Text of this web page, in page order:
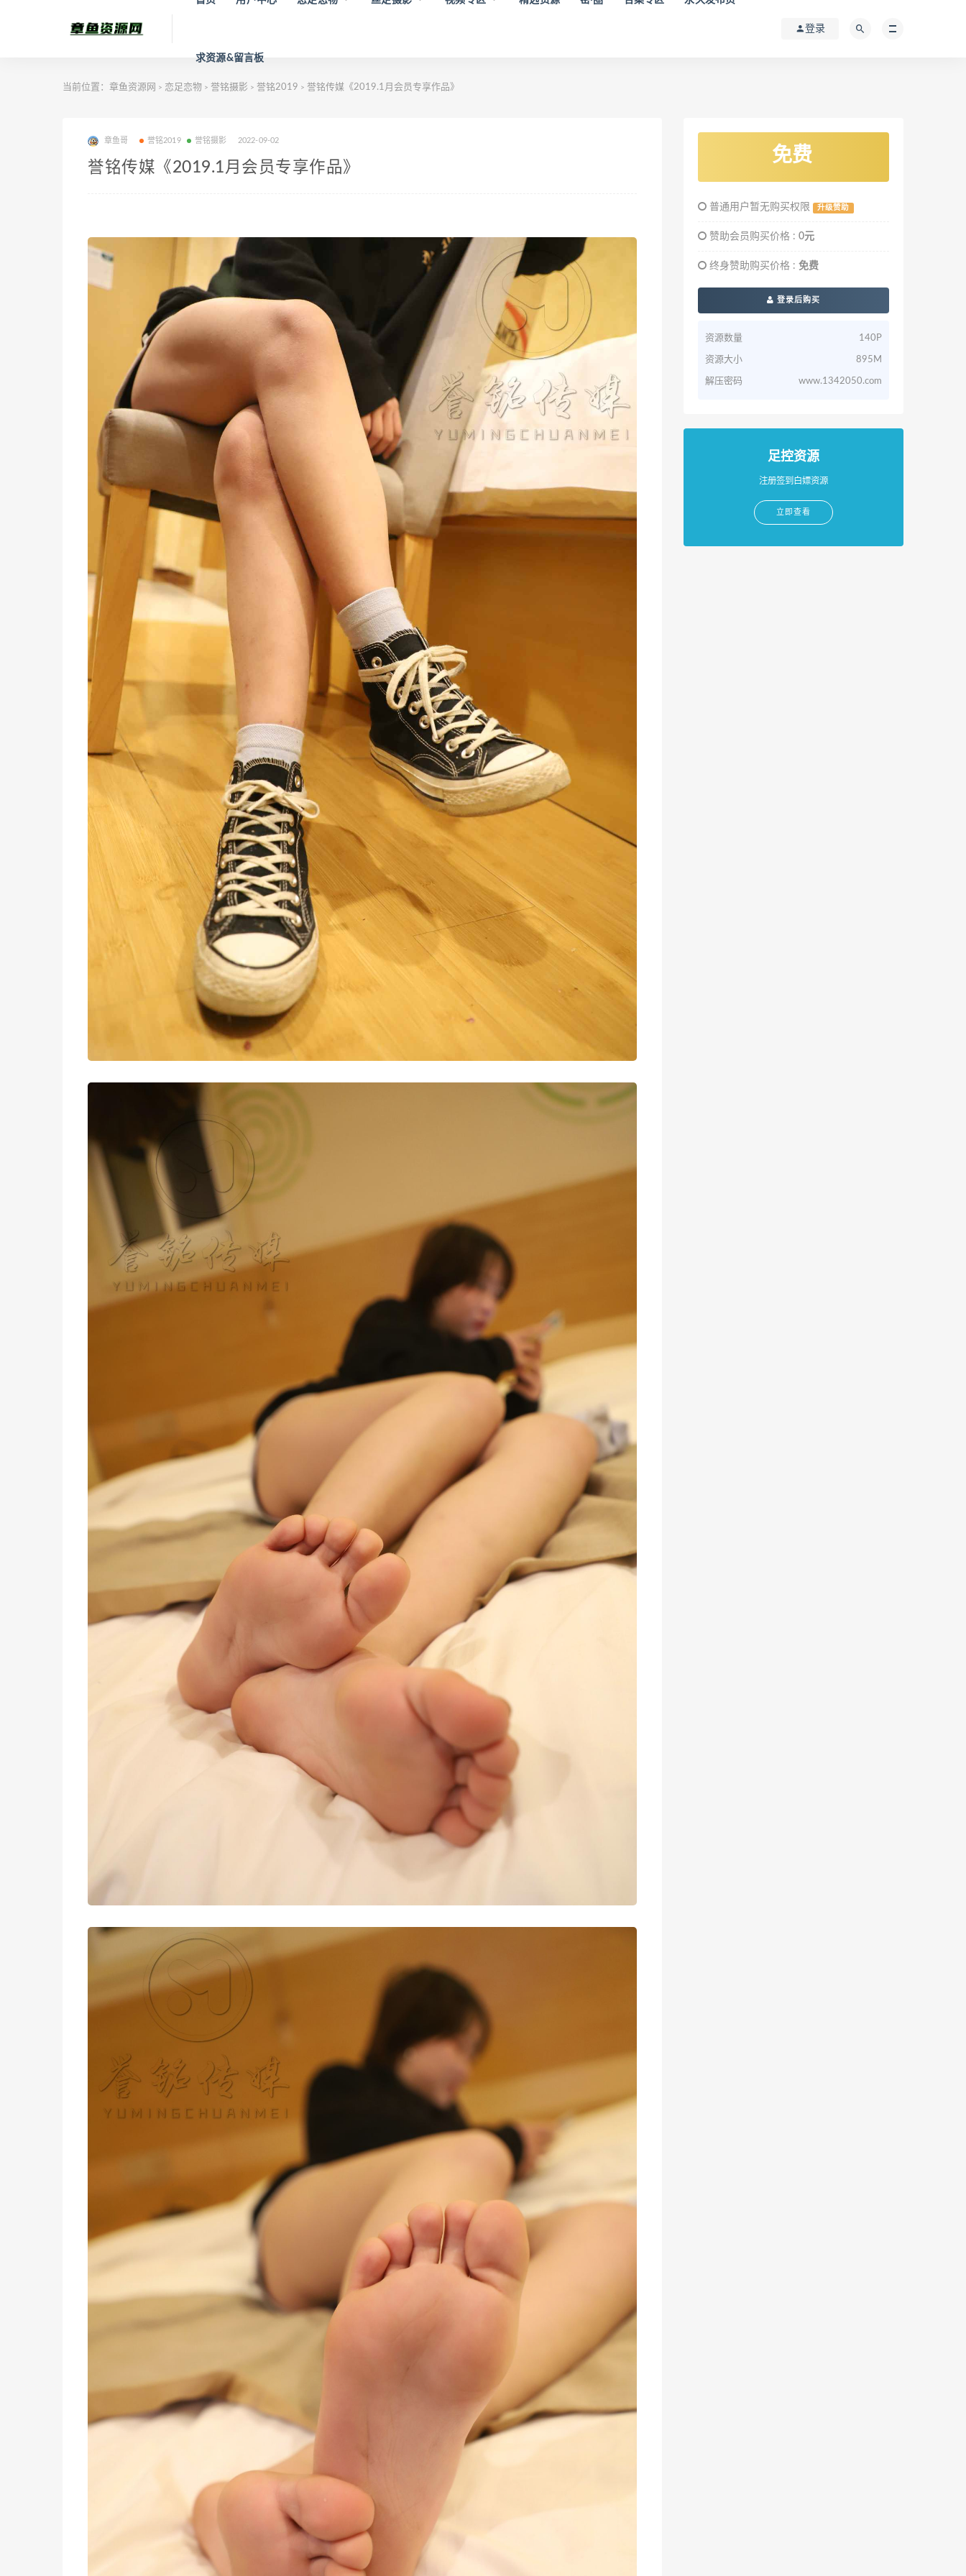
求资源&留言板
登录
当前位置： 章鱼资源网 > 恋足恋物 > 誉铭摄影 > 誉铭2019 > 誉铭传媒《2019.1月会员专享作品》
章鱼哥 誉铭2019 誉铭摄影 2022-09-02
誉铭传媒《2019.1月会员专享作品》
免费
普通用户暂无购买权限 升级赞助
赞助会员购买价格 : 0元
终身赞助购买价格 : 免费
登录后购买
资源数量 140P
资源大小 895M
解压密码 www.1342050.com
足控资源
注册签到白嫖资源
立即查看